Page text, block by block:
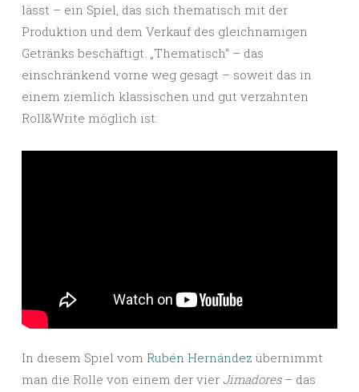
lässt – ein Spiel, das sich thematisch mit der
Produktion und dem Verkauf des gleichnamigen
Getränks beschäftigt. „Thematisch“ – das
einschränkend vorne weg gesagt – soweit das in
einem ziemlich klassischen und gut verzahnten
Roll&Write möglich ist:
In diesem Spiel vom Rubén Hernández übernimmt
man die Rolle von einem der vier Jimadores– das